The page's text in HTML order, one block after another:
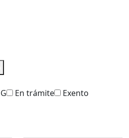
G En trámite
Exento